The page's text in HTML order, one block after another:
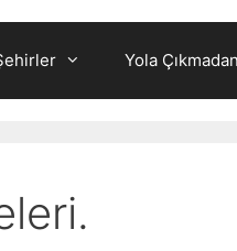
Yola